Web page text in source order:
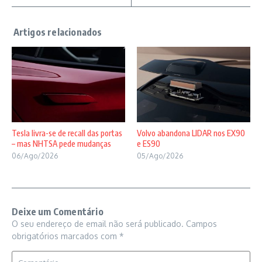
Tesla livra-se de recall das portas
– mas NHTSA pede mudanças
06/Ago/2026
Volvo abandona LIDAR nos EX90
e ES90
05/Ago/2026
Deixe um Comentário
O seu endereço de email não será publicado. Campos
obrigatórios marcados com *